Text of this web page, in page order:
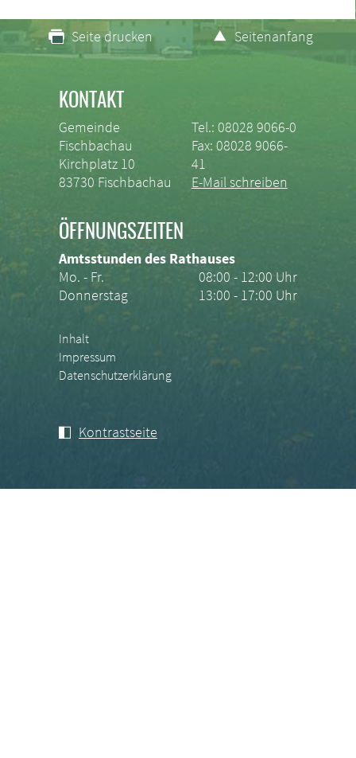
Seite drucken Seitenanfang
KONTAKT
Gemeinde
Fischbachau
Kirchplatz 10
83730 Fischbachau
Tel.: 08028 9066-0
Fax: 08028 9066-
41
E-Mail schreiben
ÖFFNUNGSZEITEN
Amtsstunden des Rathauses
Mo. - Fr.
08:00 - 12:00 Uhr
Donnerstag
13:00 - 17:00 Uhr
Inhalt
Impressum
Datenschutzerklärung
Kontrastseite